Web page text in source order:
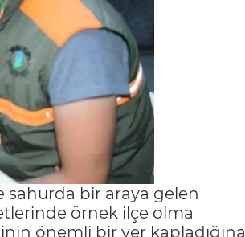
sahurda bir araya gelen
örnek ilçe olma
önemli bir yer kapladığına